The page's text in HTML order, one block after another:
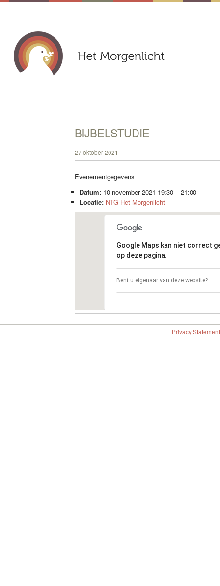
BIJBELSTUDIE
27 oktober 2021
Evenementgegevens
Datum: 10 november 2021 19:30–21:00
Locatie: NTG Het Morgenlicht
Google Maps kan niet correct
op deze pagina.
Bent u eigenaar van deze website?
Privacy Statement